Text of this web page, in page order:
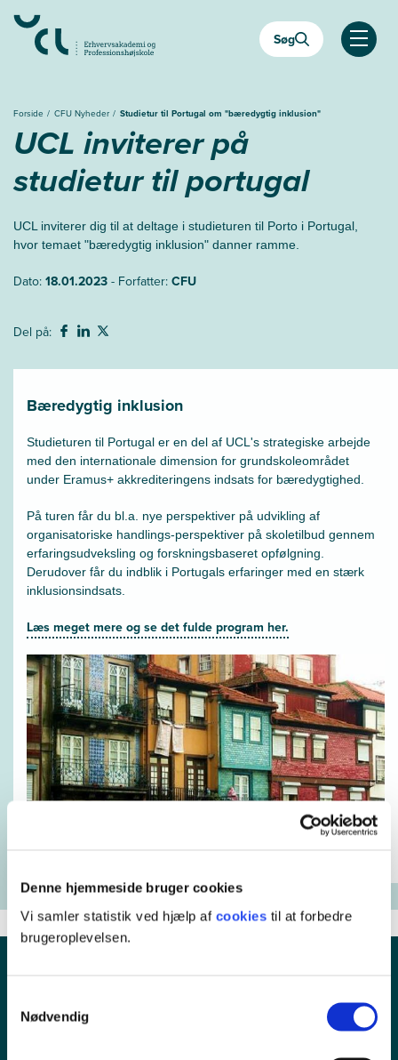
Denne hjemmeside bruger cookies
Vi samler statistik ved hjælp af cookies til at forbedre
brugeroplevelsen.
Nødvendig
hovedindhold
Søg
Åben
Forside CFU Nyheder Studietur til Portugal om "bæredygtig inklusion"
UCL inviterer på
studietur til portugal
UCL inviterer dig til at deltage i studieturen til Porto i Portugal,
hvor temaet "bæredygtig inklusion" danner ramme.
Dato:18.01.2023- Forfatter:CFU
Del på:
Bæredygtig inklusion
Studieturen til Portugal er en del af UCL's strategiske arbejde
med den internationale dimension for grundskoleområdet
under Eramus+ akkrediteringens indsats for bæredygtighed.
På turen får du bl.a. nye perspektiver på udvikling af
organisatoriske handlings-perspektiver på skoletilbud gennem
erfaringsudveksling og forskningsbaseret opfølgning.
Derudover får du indblik i Portugals erfaringer med en stærk
inklusionsindsats.
Læs meget mere og se det fulde program her.